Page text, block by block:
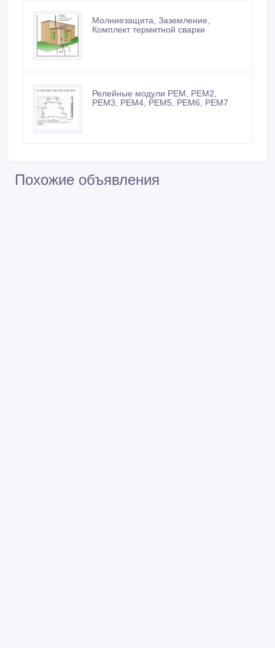
Молниезащита, Заземление,
Комплект термитной сварки
Релейные модули РЕМ, РЕМ2,
РЕМ3, РЕМ4, РЕМ5, РЕМ6, РЕМ7
Похожие объявления